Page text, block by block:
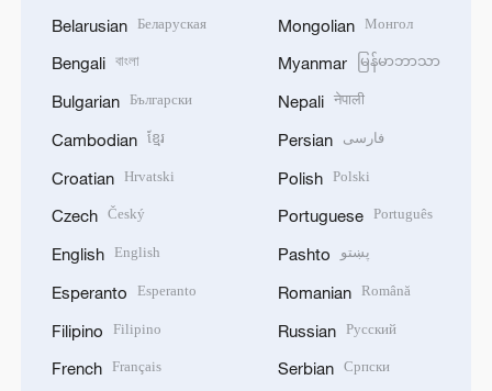
Belarusian Беларуская
Bengali বাংলা
Bulgarian Български
Cambodian ខ្មែរ
Croatian Hrvatski
Czech Český
English English
Esperanto Esperanto
Filipino Filipino
French Français
Mongolian Монгол
Myanmar မြန်မာဘာသာ
Nepali नेपाली
Persian فارسی
Polish Polski
Portuguese Português
Pashto پښتو
Romanian Română
Russian Русский
Serbian Српски